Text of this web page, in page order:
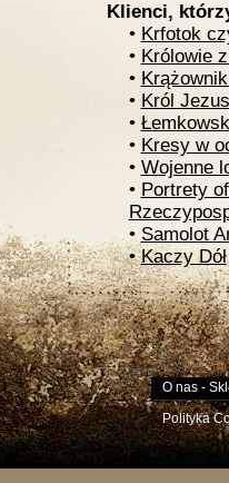
Klienci,
• Krfotok
• Królowie
•
• Król Jezus
•
• Kresy w
• Wojenne
• Portrety
• Samolot
• Kaczy Dół
O nas-
Polityka